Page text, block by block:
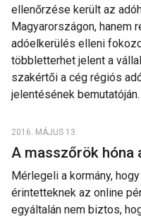
ellenőrzése került az
Magyarországon, hanem
adóelkerülés elleni
többletterhet jelent a
szakértői a cég régiós
jelentésének bemutatóján.
2016. MÁJUS 13.
A masszőrök hóna
Mérlegeli a kormány,
érintetteknek az online
egyáltalán nem biztos,